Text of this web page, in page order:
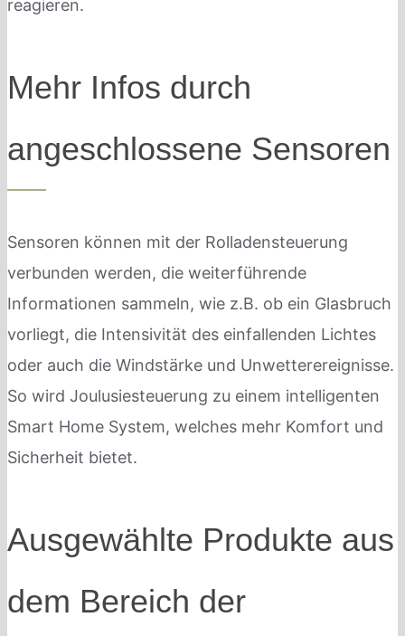
reagieren.
Mehr Infos durch
angeschlossene Sensoren
Sensoren können mit der Rolladensteuerung
verbunden werden, die weiterführende
Informationen sammeln, wie z.B. ob ein Glasbruch
vorliegt, die Intensivität des einfallenden Lichtes
oder auch die Windstärke und Unwetterereignisse.
So wird Joulusiesteuerung zu einem intelligenten
Smart Home System, welches mehr Komfort und
Sicherheit bietet.
Ausgewählte Produkte aus
dem Bereich der